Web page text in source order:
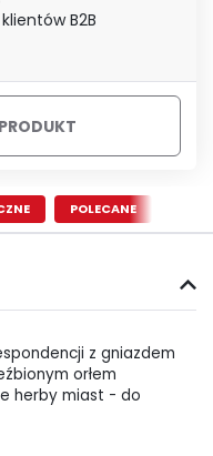
B2B
POLECANE
z gniazdem
orłem
herby miast - do